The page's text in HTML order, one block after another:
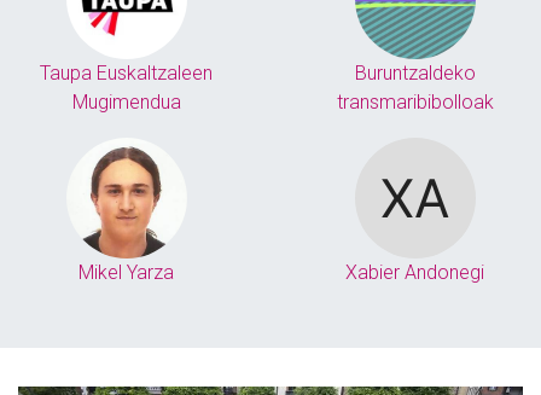
Taupa Euskaltzaleen
Mugimendua
Buruntzaldeko
transmaribibolloak
Mikel Yarza Xabier Andonegi